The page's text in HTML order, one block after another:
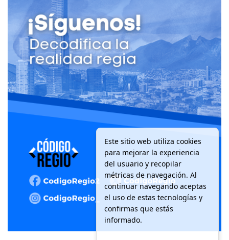
Este sitio web utiliza cookies
para mejorar la experiencia
del usuario y recopilar
métricas de navegación. Al
continuar navegando aceptas
el uso de estas tecnologías y
confirmas que estás
informado.